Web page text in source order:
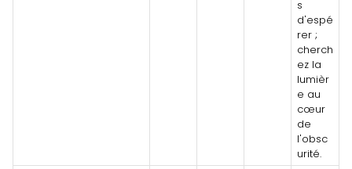
s
d'espé
rer ;
cherch
ez la
lumièr
e au
cœur
de
l'obsc
urité.